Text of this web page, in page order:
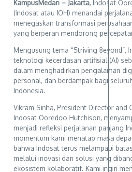
KampusMedan – Jakarta, Indosat
(Indosat atau IOH) menandai
menegaskan transformasi
yang berperan mendorong
Mengusung tema “5triving 8eyond”,
teknologi kecerdasan artifisial (AI)
dalam menghadirkan pengalaman
personal, dan berdampak bagi
Indonesia.
Vikram Sinha, President Director and
Indosat Ooredoo Hutchison,
menjadi refleksi perjalanan panjang
momentum kami menatap masa
bahwa Indosat terus melampaui
melalui inovasi dan solusi yang
ekosistem kolaboratif. Kami ingin